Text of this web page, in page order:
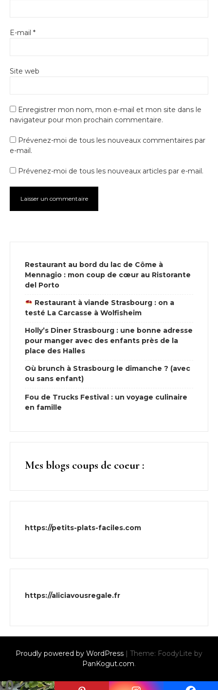
0
E-mail *
Site web
Enregistrer mon nom, mon e-mail et mon site dans le
navigateur pour mon prochain commentaire.
Prévenez-moi de tous les nouveaux commentaires par
e-mail.
Prévenez-moi de tous les nouveaux articles par e-mail.
Restaurant au bord du lac de Côme à
Mennagio : mon coup de cœur au Ristorante
del Porto
Restaurant à viande Strasbourg : on a
testé La Carcasse à Wolfisheim
Holly’s Diner Strasbourg : une bonne adresse
pour manger avec des enfants près de la
place des Halles
Où brunch à Strasbourg le dimanche ? (avec
ou sans enfant)
Fou de Trucks Festival : un voyage culinaire
en famille
Mes blogs coups de coeur :
https://petits-plats-faciles.com
https://aliciavousregale.fr
Proudly powered by WordPress | Theme: FoodyLite by
PanKogut.com.